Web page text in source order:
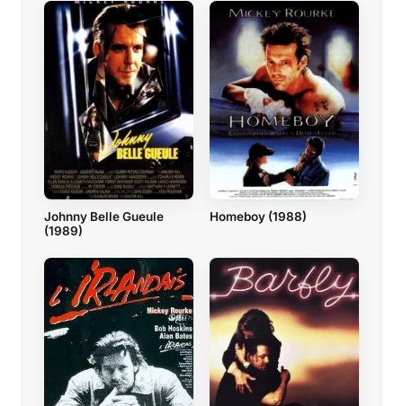
Johnny Belle Gueule
(1989)
Homeboy (1988)